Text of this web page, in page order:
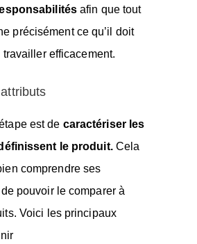
afin que tout
précisément ce qu’il doit
efficacement.
est de caractériser les
le produit.Cela
comprendre ses
pouvoir le comparer à
Voici les principaux